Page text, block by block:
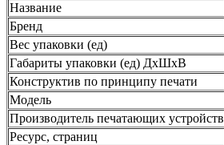
Название
Бренд
Вес упаковки (ед)
Габариты упаковки (ед) ДхШхВ
Конструктив по принципу печати
Модель
Производитель печатающих устройств
Ресурс, страниц